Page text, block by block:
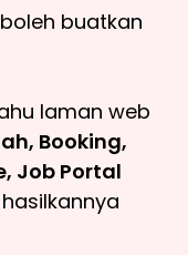
buatkan
laman web
Booking,
Job Portal